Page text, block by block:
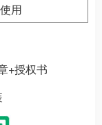
用
+授权书